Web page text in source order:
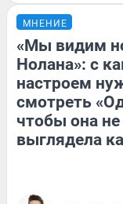
МНЕНИЕ
«Мы видим
Нолана»: с
настроем
смотреть
чтобы она не
выглядела